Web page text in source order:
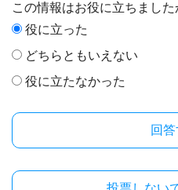
この情報はお役に立ちました
役に立った
どちらともいえない
役に立たなかった